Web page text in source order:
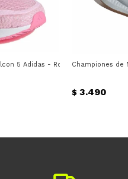
5 Adidas - Rosado - Claro
Championes de
$ 3.490